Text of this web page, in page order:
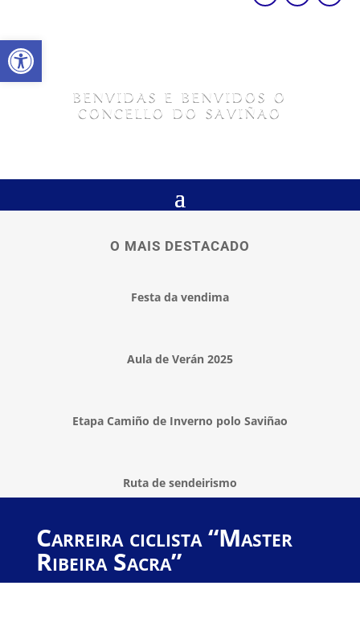
Abrir barra de ferramentas
BENVIDAS E BENVIDOS O
CONCELLO DO SAVIÑAO
O MAIS DESTACADO
Festa da vendima
Aula de Verán 2025
Etapa Camiño de Inverno polo Saviñao
Ruta de sendeirismo
Carreira ciclista “Master
Ribeira Sacra”